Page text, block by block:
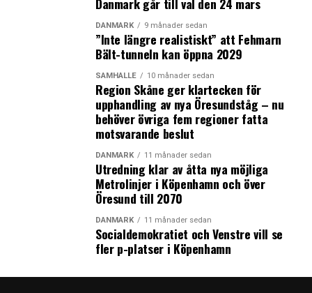
Arbetskraftsbristen minskar i Danmark – minskad
efterfrågan största hindret för danska företag
Valet i Danmark påverkar samarbetet inom Greater
Copenhagen – flera styrelsemedlemmer blev inte
omvalda i kommunerna och regionerna
Danmark går till val den 24 mars
DANMARK 9 månader sedan
”Inte längre realistiskt” att Fehmarn
Bält-tunneln kan öppna 2029
SAMHÄLLE 10 månader sedan
Region Skåne ger klartecken för
upphandling av nya Öresundståg – nu
behöver övriga fem regioner fatta
motsvarande beslut
DANMARK 11 månader sedan
Utredning klar av åtta nya möjliga
Metrolinjer i Köpenhamn och över
Öresund till 2070
DANMARK 11 månader sedan
Socialdemokratiet och Venstre vill se
fler p-platser i Köpenhamn